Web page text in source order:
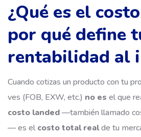
¿Qué es el
por qué define
rentabilidad al
Cuando cotizas un producto con tu
ves (FOB, EXW, etc.) no es el que
costo landed—también llamado
— es elcosto total realde tu